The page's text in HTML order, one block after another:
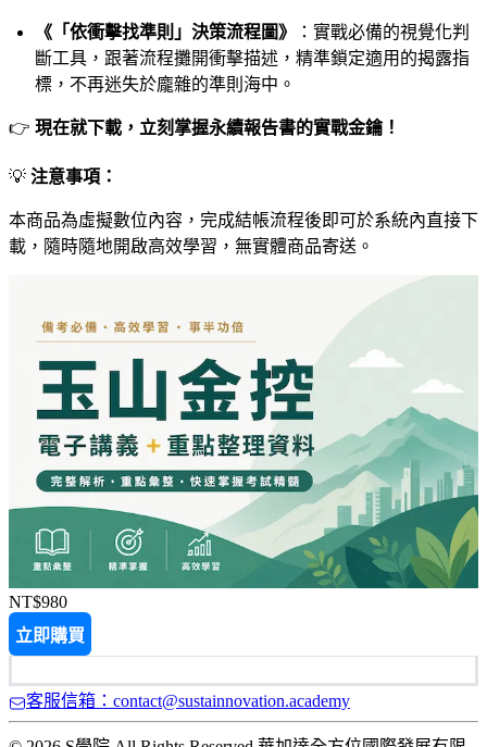
《「依衝擊找準則」決策流程圖》
：實戰必備的視覺化判
斷工具，跟著流程攤開衝擊描述，精準鎖定適用的揭露指
標，不再迷失於龐雜的準則海中。
👉 現在就下載，立刻掌握永續報告書的實戰金鑰！
💡 注意事項：
本商品為虛擬數位內容，完成結帳流程後即可於系統內直接下
載，隨時隨地開啟高效學習，無實體商品寄送。
NT$980
立即購買
客服信箱：contact@sustainnovation.academy